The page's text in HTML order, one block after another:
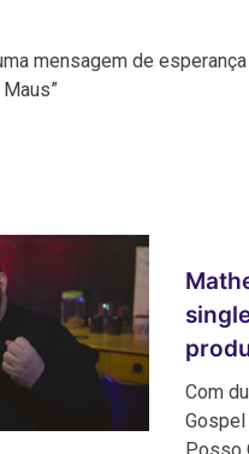
mensagem de
Com
Posso